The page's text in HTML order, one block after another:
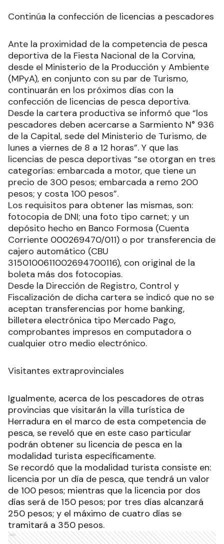
Continúa la confección de licencias a pescadores
Ante la proximidad de la competencia de pesca
deportiva de la Fiesta Nacional de la Corvina,
desde el Ministerio de la Producción y Ambiente
(MPyA), en conjunto con su par de Turismo,
continuarán en los próximos días con la
confección de licencias de pesca deportiva.
Desde la cartera productiva se informó que “los
pescadores deben acercarse a Sarmiento N° 936
de la Capital, sede del Ministerio de Turismo, de
lunes a viernes de 8 a 12 horas”. Y que las
licencias de pesca deportivas “se otorgan en tres
categorías: embarcada a motor, que tiene un
precio de 300 pesos; embarcada a remo 200
pesos; y costa 100 pesos”.
Los requisitos para obtener las mismas, son:
fotocopia de DNI; una foto tipo carnet; y un
depósito hecho en Banco Formosa (Cuenta
Corriente 000269470/011) o por transferencia de
cajero automático (CBU
3150100611002694700116), con original de la
boleta más dos fotocopias.
Desde la Dirección de Registro, Control y
Fiscalización de dicha cartera se indicó que no se
aceptan transferencias por home banking,
billetera electrónica tipo Mercado Pago,
comprobantes impresos en computadora o
cualquier otro medio electrónico.
Visitantes extraprovinciales
Igualmente, acerca de los pescadores de otras
provincias que visitarán la villa turística de
Herradura en el marco de esta competencia de
pesca, se reveló que en este caso particular
podrán obtener su licencia de pesca en la
modalidad turista específicamente.
Se recordó que la modalidad turista consiste en:
licencia por un día de pesca, que tendrá un valor
de 100 pesos; mientras que la licencia por dos
días será de 150 pesos; por tres días alcanzará
250 pesos; y el máximo de cuatro días se
tramitará a 350 pesos.
Ads